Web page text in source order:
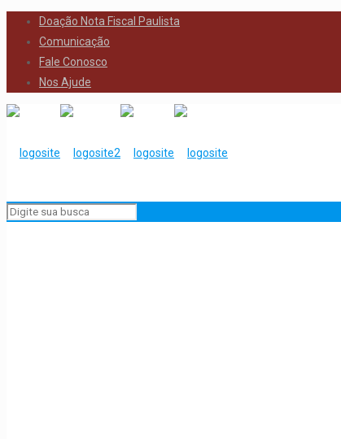
Doação Nota Fiscal Paulista
Comunicação
Fale Conosco
Nos Ajude